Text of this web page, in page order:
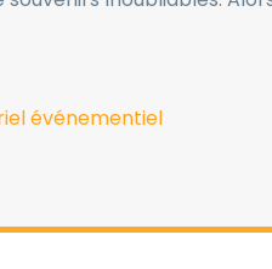
événementiel